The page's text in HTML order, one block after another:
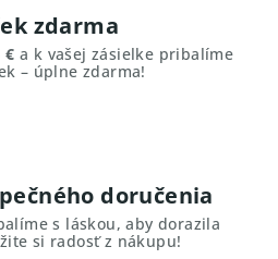
zdarma
€ a k vašej zásielke pribalíme
– úplne zdarma!
doručenia
s láskou, aby dorazila
si radosť z nákupu!